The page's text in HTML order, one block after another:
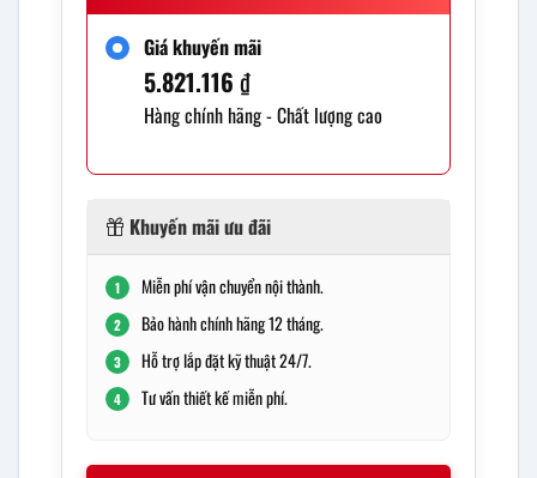
Giá khuyến mãi
5.821.116 ₫
Hàng chính hãng - Chất lượng cao
Khuyến mãi ưu đãi
1 Miễn phí vận chuyển nội thành.
2 Bảo hành chính hãng 12 tháng.
3 Hỗ trợ lắp đặt kỹ thuật 24/7.
4 Tư vấn thiết kế miễn phí.